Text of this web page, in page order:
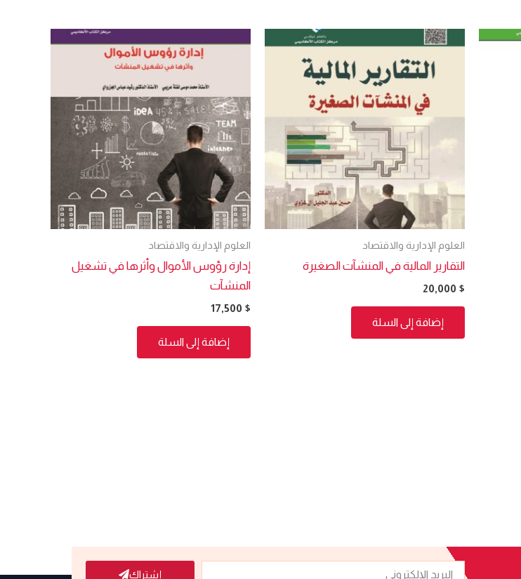
العلوم الإدارية والاقتصاد
التقارير المالية في المنشآت الصغيرة
20,000 $
إضافة إلى السلة
العلوم الإدارية والاقتصاد
إدارة رؤوس الأموال وأثرها في تشغيل
المنشآت
17,500 $
إضافة إلى السلة
إشتراك